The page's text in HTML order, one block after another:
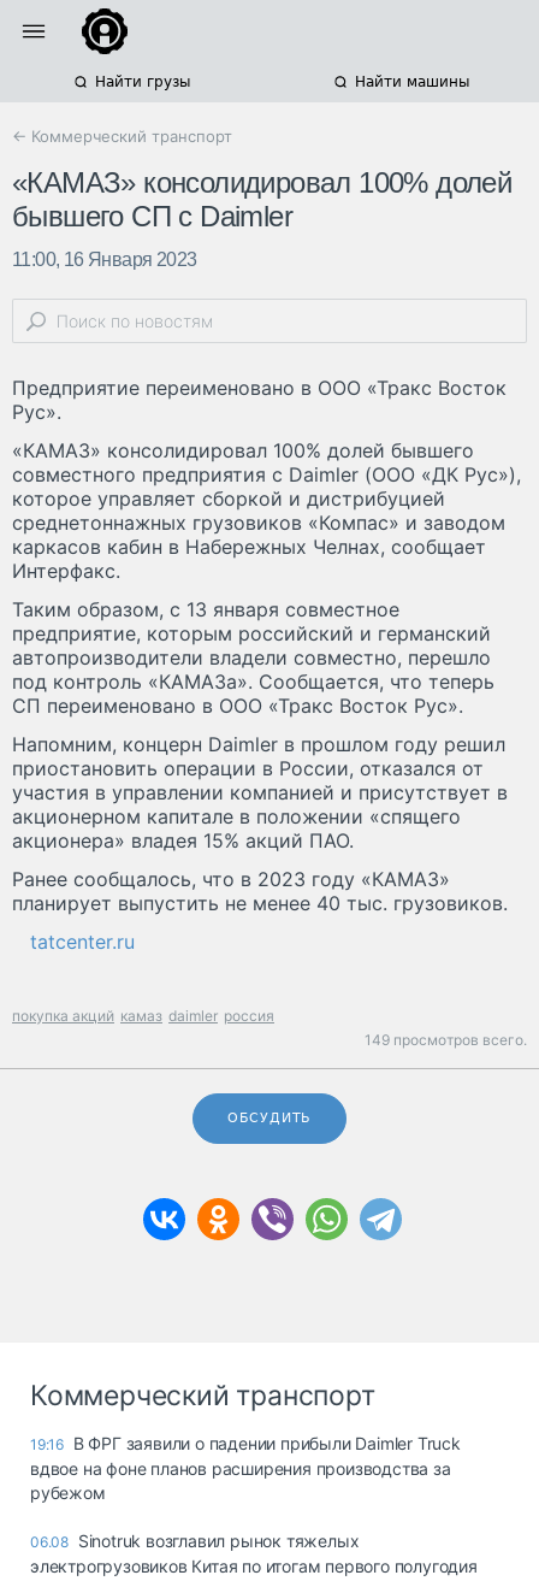
Найти грузы Найти машины
← Коммерческий транспорт
«КАМАЗ» консолидировал 100% долей
бывшего СП с Daimler
11:00, 16 Января 2023
Предприятие переименовано в ООО «Тракс Восток
Рус».
«КАМАЗ» консолидировал 100% долей бывшего
совместного предприятия с Daimler (ООО «ДК Рус»),
которое управляет сборкой и дистрибуцией
среднетоннажных грузовиков «Компас» и заводом
каркасов кабин в Набережных Челнах, сообщает
Интерфакс.
Таким образом, с 13 января совместное
предприятие, которым российский и германский
автопроизводители владели совместно, перешло
под контроль «КАМАЗа». Сообщается, что теперь
СП переименовано в ООО «Тракс Восток Рус».
Напомним, концерн Daimler в прошлом году решил
приостановить операции в России, отказался от
участия в управлении компанией и присутствует в
акционерном капитале в положении «спящего
акционера» владея 15% акций ПАО.
Ранее сообщалось, что в 2023 году «КАМАЗ»
планирует выпустить не менее 40 тыс. грузовиков.
tatcenter.ru
покупка акций камаз daimler россия
149 просмотров всего.
ОБСУДИТЬ
Коммерческий транспорт
19:16 В ФРГ заявили о падении прибыли Daimler Truck
вдвое на фоне планов расширения производства за
рубежом
06.08 Sinotruk возглавил рынок тяжелых
электрогрузовиков Китая по итогам первого полугодия